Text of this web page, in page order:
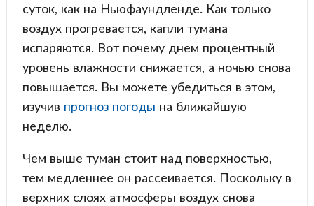
суток, как на Ньюфаундленде. Как только
воздух прогревается, капли тумана
испаряются. Вот почему днем процентный
уровень влажности снижается, а ночью снова
повышается. Вы можете убедиться в этом,
изучив прогноз погоды на ближайшую
неделю.
Чем выше туман стоит над поверхностью,
тем медленнее он рассеивается. Поскольку в
верхних слоях атмосферы воздух снова